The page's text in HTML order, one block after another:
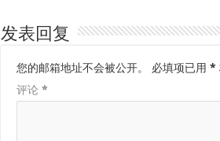
发表回复
您的邮箱地址不会被公开。 必填项已用 *
评论 *